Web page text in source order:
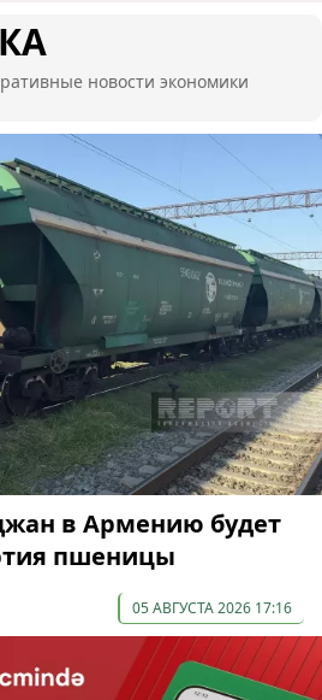
новости экономики
в Армению будет
пшеницы
05 АВГУСТА 2026 17:16